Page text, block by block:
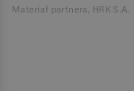
Materiał partnera, HRK S.A.